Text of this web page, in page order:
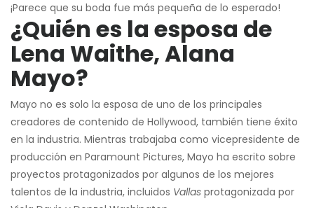
¡Parece que su boda fue más pequeña de lo esperado!
¿Quién es la esposa de
Lena Waithe, Alana
Mayo?
Mayo no es solo la esposa de uno de los principales
creadores de contenido de Hollywood, también tiene éxito
en la industria. Mientras trabajaba como vicepresidente de
producción en Paramount Pictures, Mayo ha escrito sobre
proyectos protagonizados por algunos de los mejores
talentos de la industria, incluidos Vallas protagonizada por